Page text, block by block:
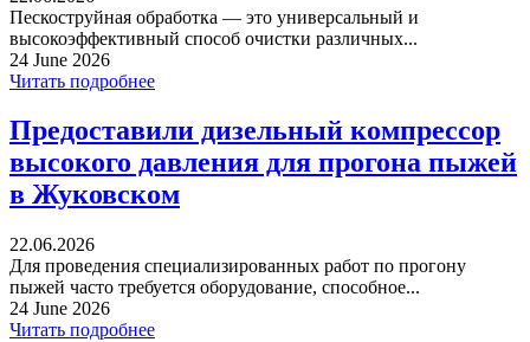
Пескоструйная обработка — это универсальный и
высокоэффективный способ очистки различных...
24 June 2026
Читать подробнее
Предоставили дизельный компрессор
высокого давления для прогона пыжей
в Жуковском
22.06.2026
Для проведения специализированных работ по прогону
пыжей часто требуется оборудование, способное...
24 June 2026
Читать подробнее